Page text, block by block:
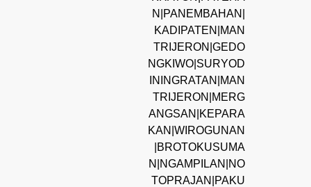
N|PANEMBAHAN|
KADIPATEN|MAN
TRIJERON|GEDO
NGKIWO|SURYOD
ININGRATAN|MAN
TRIJERON|MERG
ANGSAN|KEPARA
KAN|WIROGUNAN
|BROTOKUSUMA
N|NGAMPILAN|NO
TOPRAJAN|PAKU